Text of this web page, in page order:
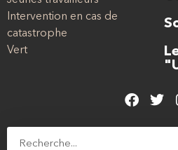
Intervention en cas de
catastrophe
Vert